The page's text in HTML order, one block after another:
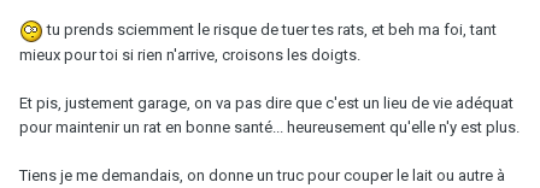
tu prends sciemment le risque de tuer tes rats, et beh ma foi, tant
mieux pour toi si rien n'arrive, croisons les doigts.
Et pis, justement garage, on va pas dire que c'est un lieu de vie adéquat
pour maintenir un rat en bonne santé... heureusement qu'elle n'y est plus.
Tiens je me demandais, on donne un truc pour couper le lait ou autre à